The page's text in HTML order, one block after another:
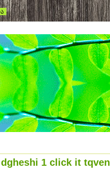
1 click it